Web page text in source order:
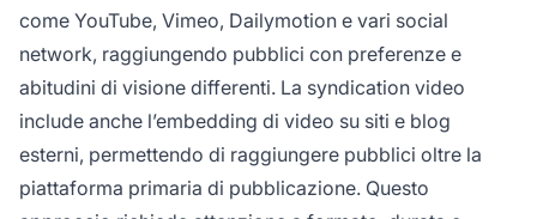
come YouTube, Vimeo, Dailymotion e vari social
network, raggiungendo pubblici con preferenze e
abitudini di visione differenti. La syndication video
include anche l’embedding di video su siti e blog
esterni, permettendo di raggiungere pubblici oltre la
piattaforma primaria di pubblicazione. Questo